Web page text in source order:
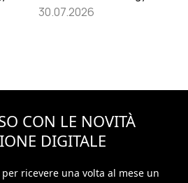
30.07.2026
CON LE NOVITÀ
DIGITALE
ricevere una volta al mese un